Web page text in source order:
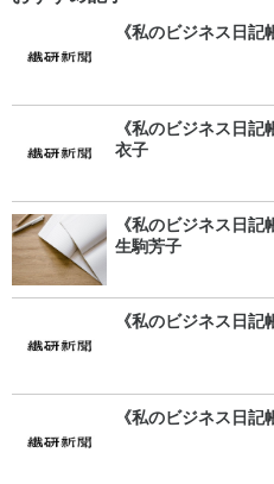
《私のビジネス日
《私のビジネス日
衣子
《私のビジネス日
生駒芳子
《私のビジネス日
《私のビジネス日